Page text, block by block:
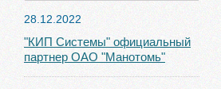
28.12.2022
"КИП Системы" официальный
партнер ОАО "Манотомь"